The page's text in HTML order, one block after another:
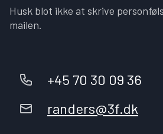
Husk blot ikke at skrive
mailen.
+45 70 30 09 36
randers@3f.dk